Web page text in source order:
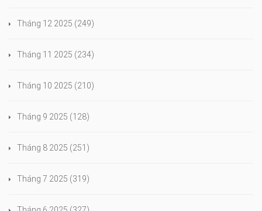
Tháng 12 2025 (249)
Tháng 11 2025 (234)
Tháng 10 2025 (210)
Tháng 9 2025 (128)
Tháng 8 2025 (251)
Tháng 7 2025 (319)